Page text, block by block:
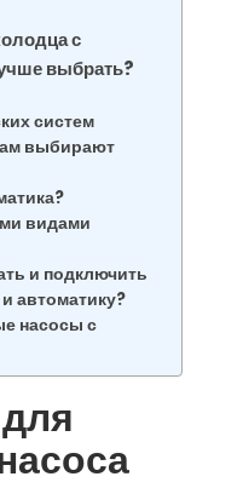
с
выбрать?
систем
выбирают
видами
и подключить
автоматику?
насосы с